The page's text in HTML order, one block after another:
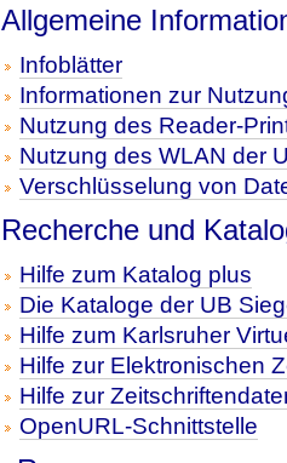
Allgemeine
Infoblätter
Informationen zur
Nutzung des Reader-
Nutzung des WLAN der
Verschlüsselung von
Recherche und
Hilfe zum Katalog plus
Die Kataloge der UB
Hilfe zum Karlsruher
Hilfe zur Elektronischen
Hilfe zur
OpenURL-Schnittstelle